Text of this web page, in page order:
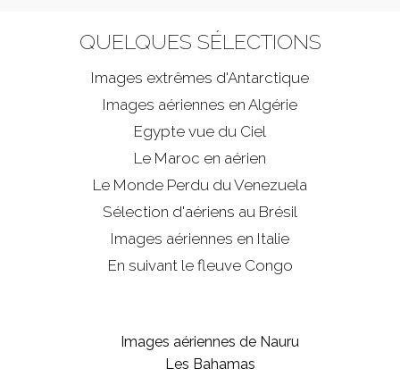
QUELQUES SÉLECTIONS
Images extrêmes d'Antarctique
Images aériennes en Algérie
Egypte vue du Ciel
Le Maroc en aérien
Le Monde Perdu du Venezuela
Sélection d'aériens au Brésil
Images aériennes en Italie
En suivant le fleuve Congo
Images aériennes de Nauru
Les Bahamas